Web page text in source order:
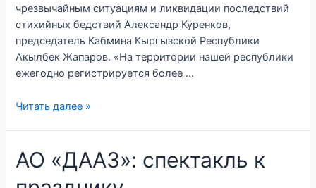
чрезвычайным ситуациям и ликвидации последствий
стихийных бедствий Александр Куренков,
председатель Кабмина Кыргызской Республики
Акылбек Жапаров. «На территории нашей республики
ежегодно регистрируется более …
Спецтехника
МЧС
Кыргызстана
Читать далее »
АО «ДААЗ»: спектакль к